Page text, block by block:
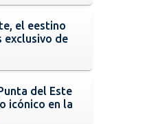
el eestino
exclusivo de
del Este
icónico en la